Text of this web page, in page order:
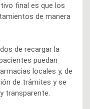
final es que los
de manera
de recargar la
puedan
locales y, de
de trámites y se
transparente.